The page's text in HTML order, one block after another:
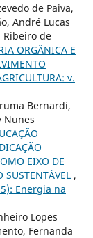
de Paiva,
André Lucas
Ribeiro de
ORGÂNICA E
v.
Bernardi,
Nunes
EIXO DE
SUSTENTÁVEL ,
Energia na
Lopes
Fernanda